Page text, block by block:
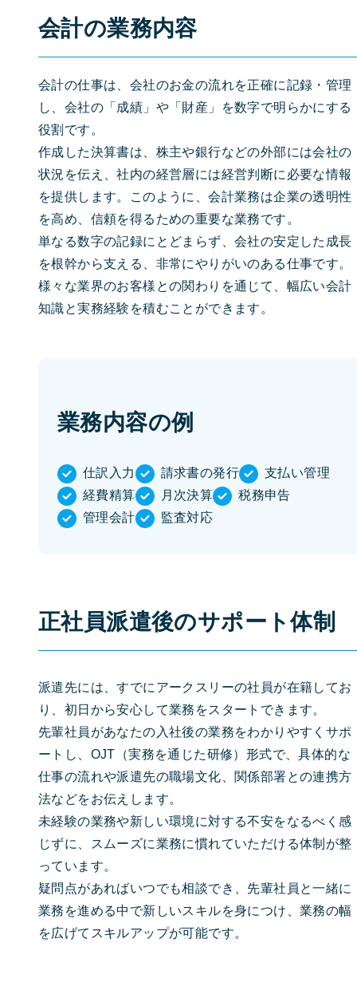
会計の業務内容
会計の仕事は、会社のお金の流れを正確に記録・管理
し、会社の「成績」や「財産」を数字で明らかにする
役割です。
作成した決算書は、株主や銀行などの外部には会社の
状況を伝え、社内の経営層には経営判断に必要な情報
を提供します。このように、会計業務は企業の透明性
を高め、信頼を得るための重要な業務です。
単なる数字の記録にとどまらず、会社の安定した成長
を根幹から支える、非常にやりがいのある仕事です。
様々な業界のお客様との関わりを通じて、幅広い会計
知識と実務経験を積むことができます。
業務内容の例
仕訳入力 請求書の発行
支払い管理
経費精算
月次決算
税務申告
管理会計
監査対応
正社員派遣後のサポート体制
派遣先には、すでにアークスリーの社員が在籍してお
り、初日から安心して業務をスタートできます。
先輩社員があなたの入社後の業務をわかりやすくサポ
ートし、OJT（実務を通じた研修）形式で、具体的な
仕事の流れや派遣先の職場文化、関係部署との連携方
法などをお伝えします。
未経験の業務や新しい環境に対する不安をなるべく感
じずに、スムーズに業務に慣れていただける体制が整
っています。
疑問点があればいつでも相談でき、先輩社員と一緒に
業務を進める中で新しいスキルを身につけ、業務の幅
を広げてスキルアップが可能です。